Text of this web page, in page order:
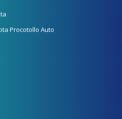
Procotollo Auto